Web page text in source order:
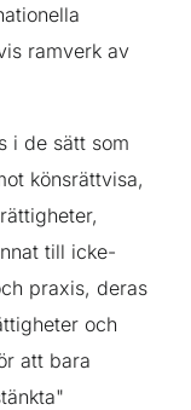
ramverk av
i de sätt som
könsrättvisa,
till icke-
praxis, deras
och
att bara